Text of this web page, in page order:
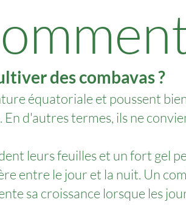
des combavas ?
équatoriale et poussent
En d'autres termes, ils ne
leurs feuilles et un fort gel
entre le jour et la nuit. Un
sa croissance lorsque les